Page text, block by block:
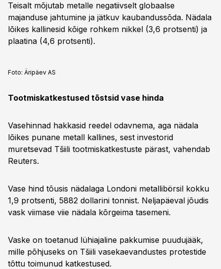
Teisalt mõjutab metalle negatiivselt globaalse
majanduse jahtumine ja jätkuv kaubandussõda. Nädala
lõikes kallinesid kõige rohkem nikkel (3,6 protsenti) ja
plaatina (4,6 protsenti).
Foto: Äripäev AS
Tootmiskatkestused tõstsid vase hinda
Vasehinnad hakkasid reedel odavnema, aga nädala
lõikes punane metall kallines, sest investorid
muretsevad Tšiili tootmiskatkestuste pärast, vahendab
Reuters.
Vase hind tõusis nädalaga Londoni metallibörsil kokku
1,9 protsenti, 5882 dollarini tonnist. Neljapäeval jõudis
vask viimase viie nädala kõrgeima tasemeni.
Vaske on toetanud lühiajaline pakkumise puudujääk,
mille põhjuseks on Tšiili vasekaevandustes protestide
tõttu toimunud katkestused.